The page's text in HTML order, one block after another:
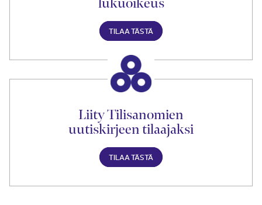
TILAA TÄSTÄ
Liity Tilisanomien
uutiskirjeen tilaajaksi
TILAA TÄSTÄ